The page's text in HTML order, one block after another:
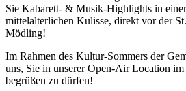
Sie Kabarett- & Musik-Highlights in
mittelalterlichen Kulisse, direkt vor der
Mödling!
Im Rahmen des Kultur-Sommers der
uns, Sie in unserer Open-Air Location
begrüßen zu dürfen!